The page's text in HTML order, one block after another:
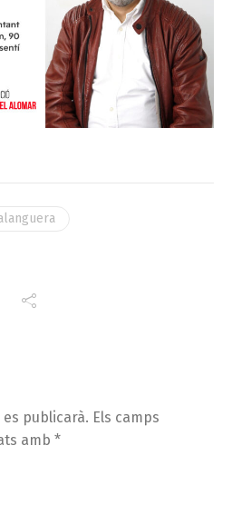
publicarà. Els camps
amb *